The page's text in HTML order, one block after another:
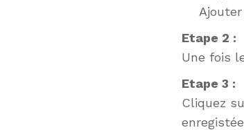
Etape 2 :
Une fois
Etape 3 :
Cliquez